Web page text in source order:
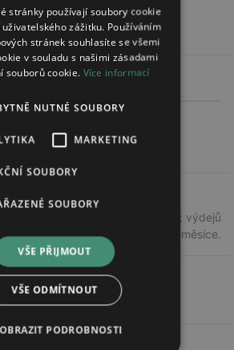
Kč
4mg/2ml
Průměrná cena z výdejů
předchozího měsíce.
—
stránky používají soubory cookie
uživatelského zážitku. Používáním
stránek souhlasíte se všemi
v souladu s našimi zásadami
souborů cookie. Více informací
NUTNÉ SOUBORY
MARKETING
SOUBORY
SOUBORY
VŠE PŘIJMOUT
VŠE ODMÍTNOUT
PODROBNOSTI